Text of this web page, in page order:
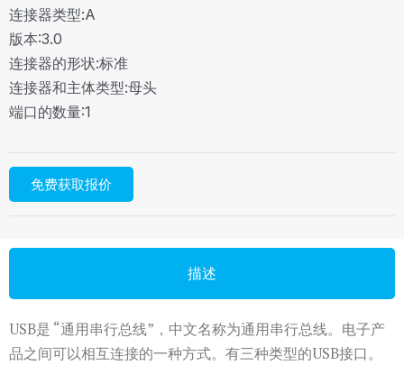
连接器类型:A
版本:3.0
连接器的形状:标准
连接器和主体类型:母头
端口的数量:1
免费获取报价
描述
USB是 “通用串行总线”，中文名称为通用串行总线。电子产
品之间可以相互连接的一种方式。有三种类型的USB接口。